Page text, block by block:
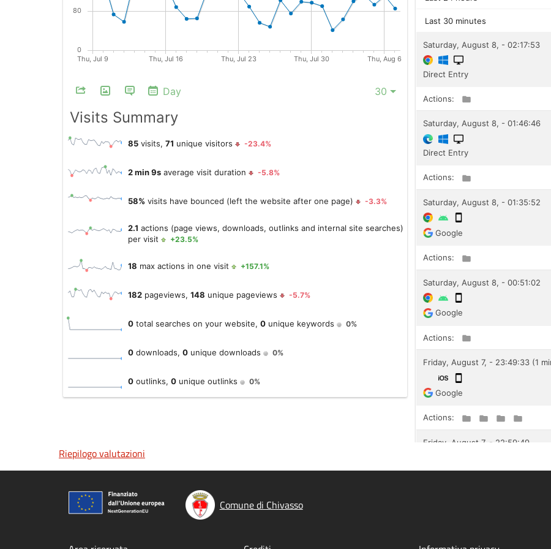
Riepilogo valutazioni
Comune di Chivasso